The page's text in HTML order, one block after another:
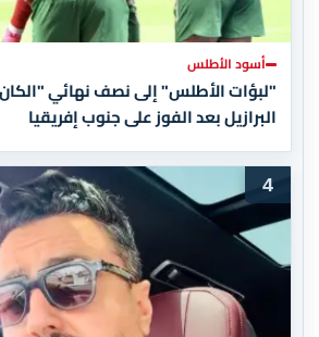
أسود الأطلس
"لبؤات الأطلس" إلى نصف نهائي
البرازيل بعد الفوز على جنوب إفريقيا
4